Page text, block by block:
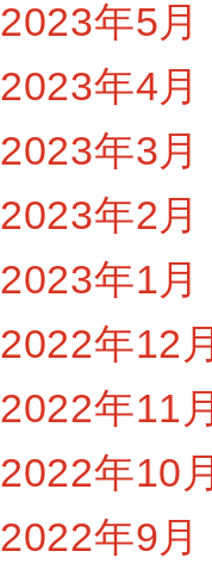
2023年5月
2023年4月
2023年3月
2023年2月
2023年1月
2022年12月
2022年11月
2022年10月
2022年9月